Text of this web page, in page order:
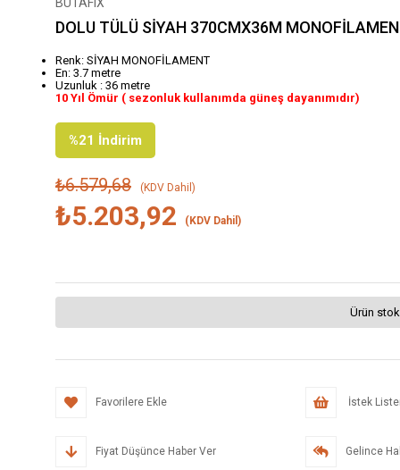
DOLU TÜLÜ SİYAH 370CMX36M
Renk: SİYAH MONOFİLAMENT
En: 3.7 metre
Uzunluk : 36 metre
10 Yıl Ömür ( sezonluk kullanımda güneş dayanımıdır)
%21 İndirim
₺6.579,68 (KDV Dahil)
₺5.203,92 (KDV Dahil)
Ürün
Favorilere Ekle İstek
Fiyat Düşünce Haber Ver Gelince